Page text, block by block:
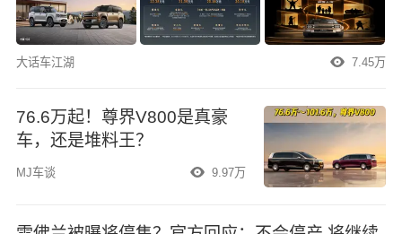
大话车江湖 7.45万
76.6万起！尊界V800是真豪
车，还是堆料王？
MJ车谈 9.97万